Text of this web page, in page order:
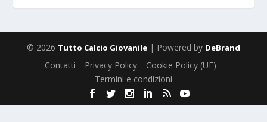
© 2026 Tutto Calcio Giovanile | Powered by DeBrand
Contatti Privacy Policy
Cookie Policy (UE)
Termini e condizioni